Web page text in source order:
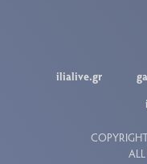
ilialive.gr
ALL